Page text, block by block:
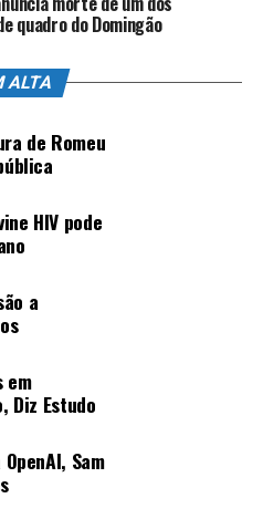
tornou inelegível o
ex-secretário de
Eleitoral determinou então
indiretas
estadual Douglas
Castro, chegou a ser
ealçado ao cargo de
no mesmo dia, uma decisão
quadro do Domingão
ALTA
de Romeu
HIV pode
a
em
Diz Estudo
Sam